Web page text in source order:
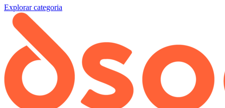
Explorar categoria